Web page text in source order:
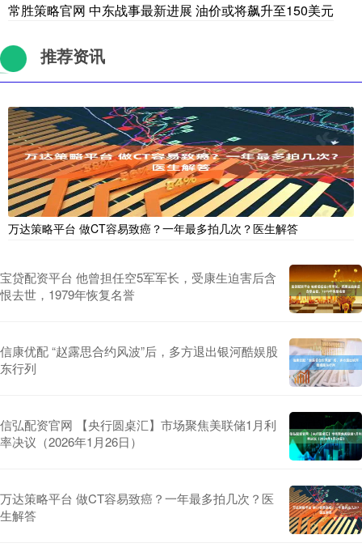
常胜策略官网 中东战事最新进展 油价或将飙升至150美元
推荐资讯
万达策略平台 做CT容易致癌？一年最多拍几次？医生解答
宝贷配资平台 他曾担任空5军军长，受康生迫害后含
恨去世，1979年恢复名誉
信康优配 “赵露思合约风波”后，多方退出银河酷娱股
东行列
信弘配资官网 【央行圆桌汇】市场聚焦美联储1月利
率决议（2026年1月26日）
万达策略平台 做CT容易致癌？一年最多拍几次？医
生解答